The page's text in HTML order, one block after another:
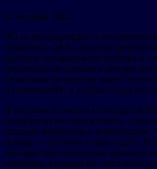
20 октября 2021
RG.ru предупреждает о
появились сайты, которые
удобную нотариальную контору и
персональные данные и личные
этом такие ресурсы не имеют
и полномочий, и вообще никак не
В реальности записи не
нотариусам не пересылаются. Судя
граждан выманивают информацию.
дальше — остается только гадать.
завладев персональными данными
например, продают их